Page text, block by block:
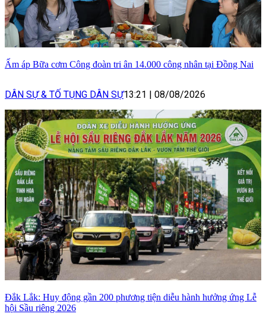
Ấm áp Bữa cơm Công đoàn tri ân 14.000 công nhân tại Đồng Nai
DÂN SỰ & TỐ TỤNG DÂN SỰ13:21 08/08/2026
Đắk Lắk: Huy động gần 200 phương tiện diễu hành hưởng ứng Lễ
hội Sầu riêng 2026